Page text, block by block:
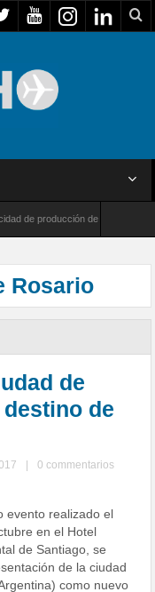
producción de radares en Brasil
Rosario
de
de
0 commentarios
evento realizado el
en el Hotel
de Santiago, se
de la ciudad
como nuevo